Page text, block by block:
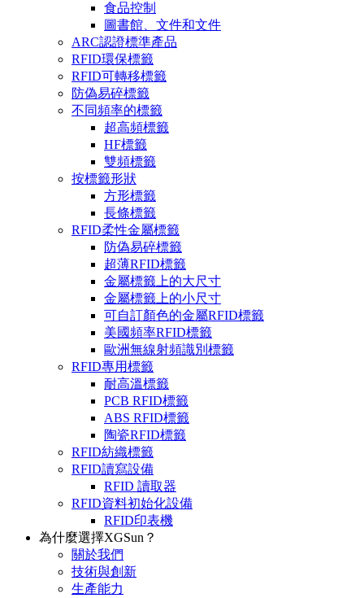
食品控制
圖書館、文件和文件
ARC認證標準產品
RFID環保標籤
RFID可轉移標籤
防偽易碎標籤
不同頻率的標籤
超高頻標籤
HF標籤
雙頻標籤
按標籤形狀
方形標籤
長條標籤
RFID柔性金屬標籤
防偽易碎標籤
超薄RFID標籤
金屬標籤上的大尺寸
金屬標籤上的小尺寸
可自訂顏色的金屬RFID標籤
美國頻率RFID標籤
歐洲無線射頻識別標籤
RFID專用標籤
耐高溫標籤
PCB RFID標籤
ABS RFID標籤
陶瓷RFID標籤
RFID紡織標籤
RFID讀寫設備
RFID 讀取器
RFID資料初始化設備
RFID印表機
為什麼選擇XGSun？
關於我們
技術與創新
生產能力